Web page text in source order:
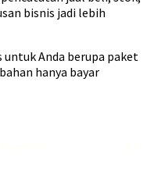
bisnis jadi lebih
untuk Anda berupa paket
hanya bayar